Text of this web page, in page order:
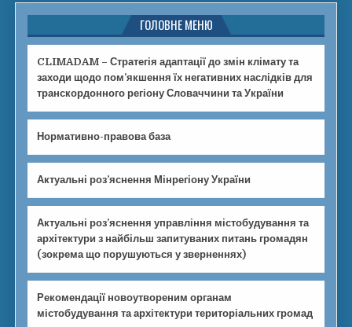
ГОЛОВНЕ МЕНЮ
CLIMADAM – Стратегія адаптації до змін клімату та
заходи щодо пом’якшення їх негативних наслідків для
транскордонного регіону Словаччини та України
Нормативно-правова база
Актуальні роз’яснення Мінрегіону України
Актуальні роз’яснення управління містобудування та
архітектури з найбільш запитуваних питань громадян
(зокрема що порушуються у зверненнях)
Рекомендації новоутвореним органам
містобудування та архітектури територіальних громад